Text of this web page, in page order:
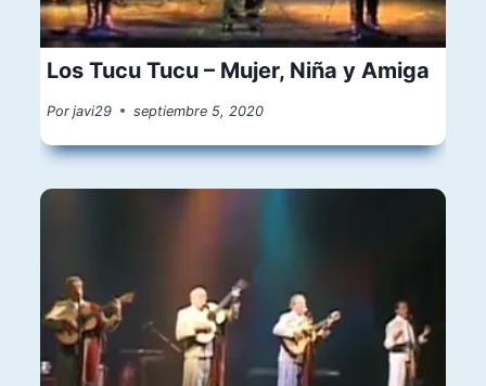
Los Tucu Tucu – Mujer, Niña y Amiga
Por javi29 septiembre 5, 2020